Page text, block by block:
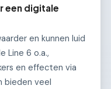
een digitale
en kunnen luid
Line 6 o.a.,
en effecten via
bieden veel